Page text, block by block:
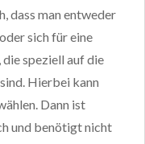
dass man entweder
sich für eine
speziell auf die
Hierbei kann
Dann ist
und benötigt nicht